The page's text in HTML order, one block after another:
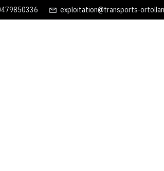
exploitation@transports-